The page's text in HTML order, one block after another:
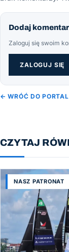
Dodaj
Zaloguj się swoim
ZALOGUJ SIĘ
← WRÓĆ DO
CZYTAJ
NASZ PATRONAT